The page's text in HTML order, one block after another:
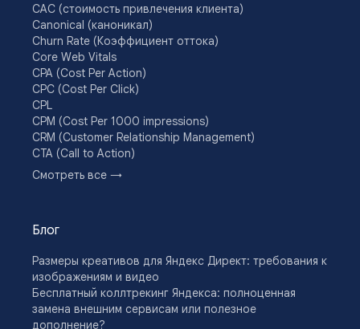
CAC (стоимость привлечения клиента)
Canonical (каноникал)
Churn Rate (Коэффициент оттока)
Core Web Vitals
CPA (Cost Per Action)
CPC (Cost Per Click)
CPL
CPM (Cost Per 1000 impressions)
CRM (Customer Relationship Management)
CTA (Call to Action)
CTR (Click Through Rate)
Drip-кампании
E-E-A-T
Engagement Rate
KPI
Lead Nurturing
Look-alike (LAL) аудитория
Смотреть все →
Блог
Размеры креативов для Яндекс Директ: требования к
изображениям и видео
Бесплатный коллтрекинг Яндекса: полноценная
замена внешним сервисам или полезное
дополнение?